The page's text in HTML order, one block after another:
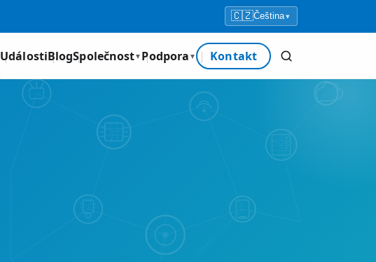
🇨🇿Čeština▾
UdálostiBlogSpolečnost▼ Podpora ▼ Kontakt